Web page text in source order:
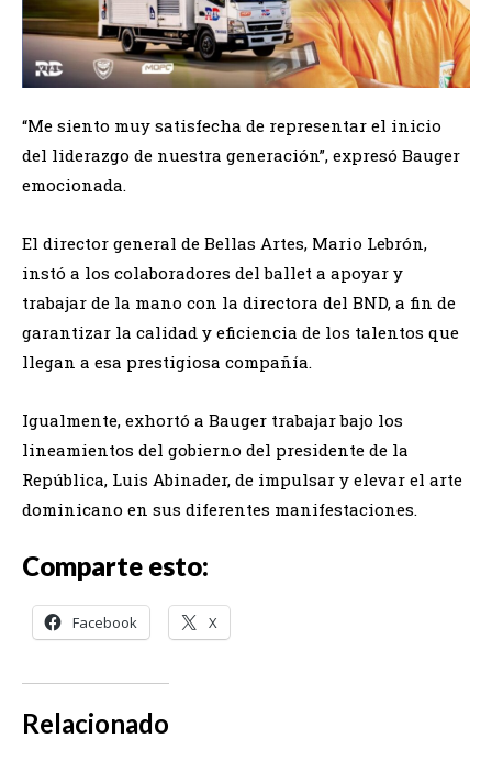
“Me siento muy satisfecha de representar el inicio
del liderazgo de nuestra generación”, expresó Bauger
emocionada.
El director general de Bellas Artes, Mario Lebrón,
instó a los colaboradores del ballet a apoyar y
trabajar de la mano con la directora del BND, a fin de
garantizar la calidad y eficiencia de los talentos que
llegan a esa prestigiosa compañía.
Igualmente, exhortó a Bauger trabajar bajo los
lineamientos del gobierno del presidente de la
República, Luis Abinader, de impulsar y elevar el arte
dominicano en sus diferentes manifestaciones.
Comparte esto:
Facebook X
Relacionado